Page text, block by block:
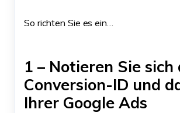
So richten Sie es ein…
1 – Notieren Sie sich
Conversion-ID und
Ihrer Google Ads